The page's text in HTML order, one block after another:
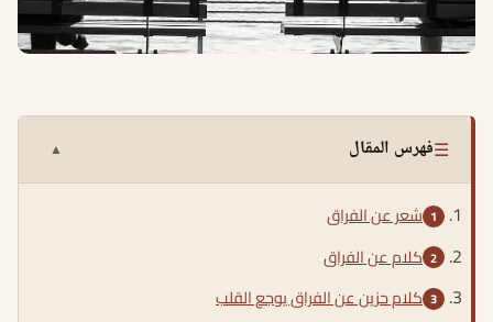
☰فهرس المقال ▲
شعر عن الفراق
كلام عن الفراق
كلام حزين عن الفراق يوجع القلب